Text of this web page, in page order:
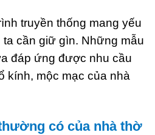
truyền thống mang yếu
ta cần giữ gìn. Những mẫu
đáp ứng được nhu cầu
kính, mộc mạc của nhà
có của nhà thờ